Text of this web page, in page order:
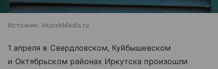
Источник: IrkutskMedia.ru
1 апреля в Свердловском, Куйбышевском
и Октябрьском районах Иркутска произошли